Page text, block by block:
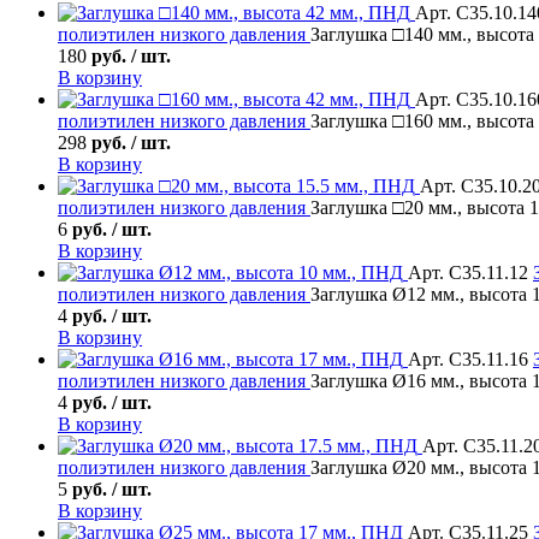
Арт.
полиэтилен низкого давления Заглушка □140 мм.,
180 руб. / шт.
В корзину
Арт.
полиэтилен низкого давления Заглушка □160 мм.,
298 руб. / шт.
В корзину
Арт.
полиэтилен низкого давления Заглушка □20 мм.,
6 руб. / шт.
В корзину
Арт. С35.11.12
полиэтилен низкого давления Заглушка Ø12 мм.,
4 руб. / шт.
В корзину
Арт. С35.11.16
полиэтилен низкого давления Заглушка Ø16 мм.,
4 руб. / шт.
В корзину
Арт.
полиэтилен низкого давления Заглушка Ø20 мм.,
5 руб. / шт.
В корзину
Арт. С35.11.25